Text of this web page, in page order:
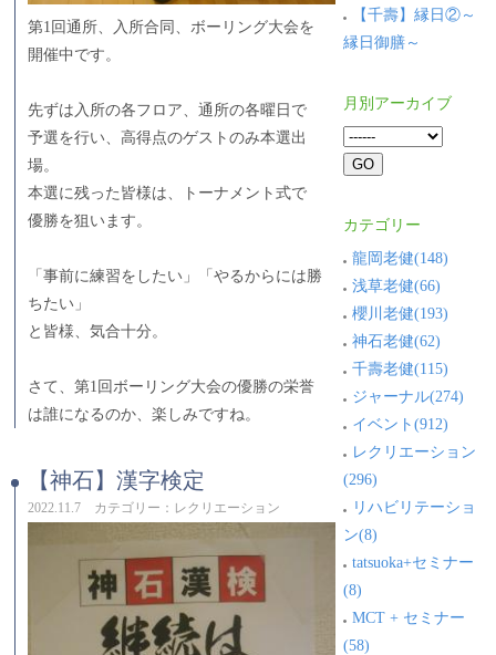
第1回通所、入所合同、ボーリング大会を
開催中です。
先ずは入所の各フロア、通所の各曜日で
予選を行い、高得点のゲストのみ本選出
場。
本選に残った皆様は、トーナメント式で
優勝を狙います。
「事前に練習をしたい」「やるからには勝
ちたい」
と皆様、気合十分。
さて、第1回ボーリング大会の優勝の栄誉
は誰になるのか、楽しみですね。
【神石】漢字検定
2022.11.7 カテゴリー：レクリエーション
【千壽】縁日②～
縁日御膳～
月別アーカイブ
カテゴリー
龍岡老健(148)
浅草老健(66)
櫻川老健(193)
神石老健(62)
千壽老健(115)
ジャーナル(274)
イベント(912)
レクリエーション
(296)
リハビリテーショ
ン(8)
tatsuoka+セミナー
(8)
MCT + セミナー
(58)